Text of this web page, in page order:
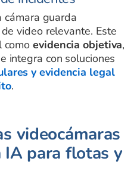
cámara guarda
video relevante. Este
comoevidencia objetiva,
integra con soluciones
y evidencia legal
.
videocámaras
IA para flotas y